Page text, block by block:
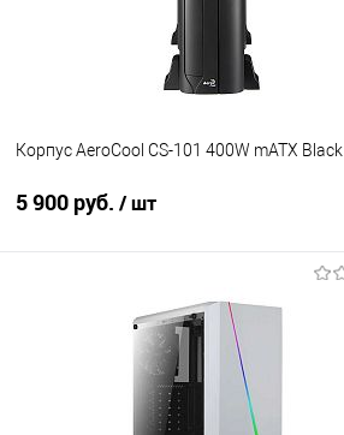
Корпус AeroCool CS-101 400W mATX Black
5 900 руб. / шт
В корзину
Купить в 1 клик